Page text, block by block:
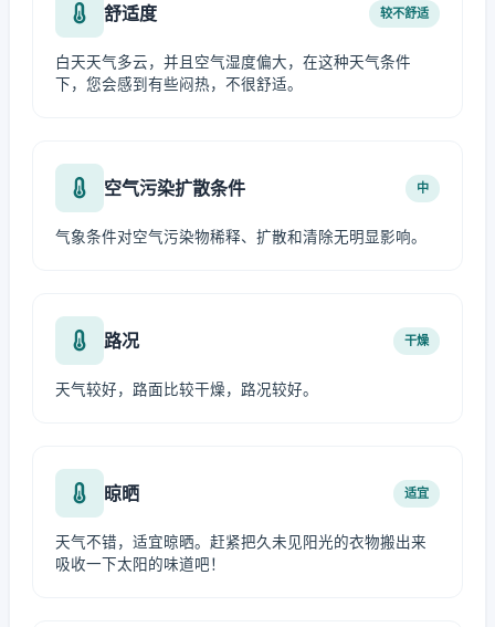
舒适度 较不舒适
白天天气多云，并且空气湿度偏大，在这种天气条件
下，您会感到有些闷热，不很舒适。
空气污染扩散条件 中
气象条件对空气污染物稀释、扩散和清除无明显影响。
路况 干燥
天气较好，路面比较干燥，路况较好。
晾晒 适宜
天气不错，适宜晾晒。赶紧把久未见阳光的衣物搬出来
吸收一下太阳的味道吧！